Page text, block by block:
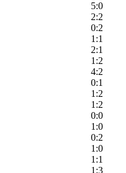
5:0
2:2
0:2
1:1
2:1
1:2
4:2
0:1
1:2
1:2
0:0
1:0
0:2
1:0
1:1
1:3